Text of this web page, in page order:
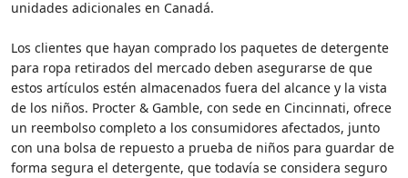
unidades adicionales en Canadá.
Los clientes que hayan comprado los paquetes de detergente
para ropa retirados del mercado deben asegurarse de que
estos artículos estén almacenados fuera del alcance y la vista
de los niños. Procter & Gamble, con sede en Cincinnati, ofrece
un reembolso completo a los consumidores afectados, junto
con una bolsa de repuesto a prueba de niños para guardar de
forma segura el detergente, que todavía se considera seguro